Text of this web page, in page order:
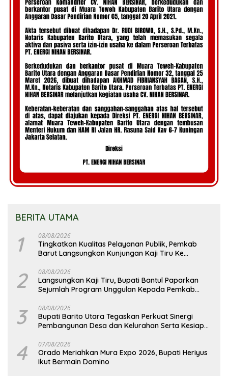
BERITA UTAMA
1 08/08/2026
Tingkatkan Kualitas Pelayanan Publik, Pemkab
Barut Langsungkan Kunjungan Kaji Tiru Ke
2 08/08/2026
Langsungkan Kaji Tiru, Bupati Bantul Paparkan
Sejumlah Program Unggulan Kepada Pemkab
3 08/08/2026
Bupati Barito Utara Tegaskan Perkuat Sinergi
Pembangunan Desa dan Kelurahan Serta Kesiapan
4 07/08/2026
Orado Meriahkan Mura Expo 2026, Bupati Heriyus
Ikut Bermain Domino